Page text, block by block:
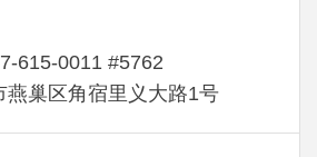
615-0011 #5762
燕巢区角宿里义大路1号